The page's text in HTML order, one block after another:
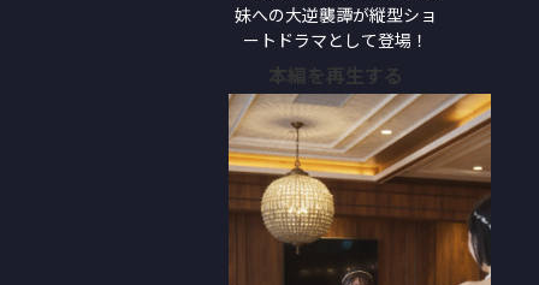
妹への大逆襲譚が縦型ショ
ートドラマとして登場！
本編を再生する